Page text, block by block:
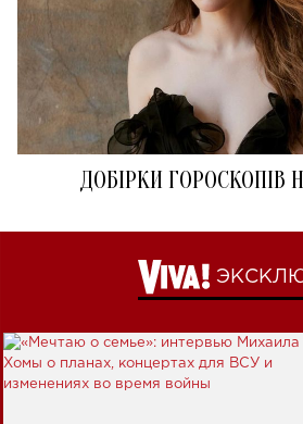
ДОБІРКИ ГОРОСКОПІВ